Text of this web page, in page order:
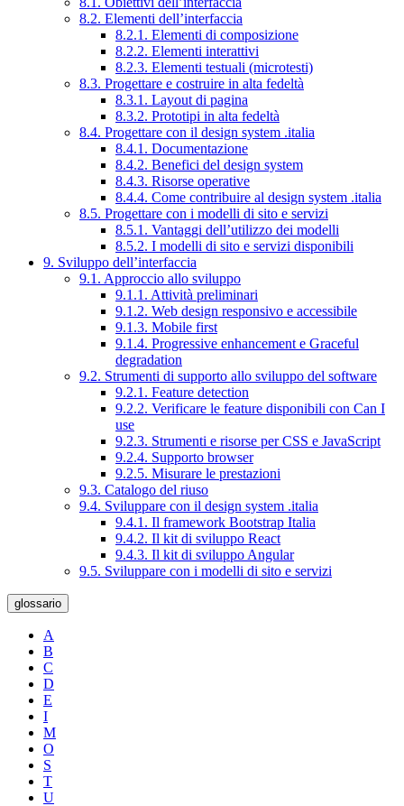
8.2. Elementi dell’interfaccia
8.2.1. Elementi di composizione
8.2.2. Elementi interattivi
8.2.3. Elementi testuali (microtesti)
8.3. Progettare e costruire in alta fedeltà
8.3.1. Layout di pagina
8.3.2. Prototipi in alta fedeltà
8.4. Progettare con il design system .italia
8.4.1. Documentazione
8.4.2. Benefici del design system
8.4.3. Risorse operative
8.4.4. Come contribuire al design system .italia
8.5. Progettare con i modelli di sito e servizi
8.5.1. Vantaggi dell’utilizzo dei modelli
8.5.2. I modelli di sito e servizi disponibili
9. Sviluppo dell’interfaccia
9.1. Approccio allo sviluppo
9.1.1. Attività preliminari
9.1.2. Web design responsivo e accessibile
9.1.3. Mobile first
9.1.4. Progressive enhancement e Graceful
degradation
9.2. Strumenti di supporto allo sviluppo del software
9.2.1. Feature detection
9.2.2. Verificare le feature disponibili con Can I
use
9.2.3. Strumenti e risorse per CSS e JavaScript
9.2.4. Supporto browser
9.2.5. Misurare le prestazioni
9.3. Catalogo del riuso
9.4. Sviluppare con il design system .italia
9.4.1. Il framework Bootstrap Italia
9.4.2. Il kit di sviluppo React
9.4.3. Il kit di sviluppo Angular
9.5. Sviluppare con i modelli di sito e servizi
glossario
A
B
C
D
E
I
M
O
S
T
U